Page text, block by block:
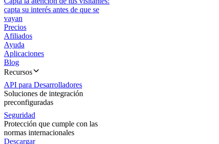
capta su interés antes de que se
vayan
Precios
Afiliados
Ayuda
Aplicaciones
Blog
Recursos
API para Desarrolladores
Soluciones de integración
preconfiguradas
Seguridad
Protección que cumple con las
normas internacionales
Descargar